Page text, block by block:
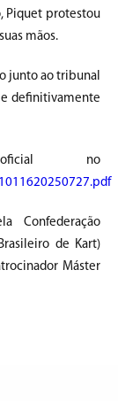
Piquet protestou
mãos.
junto ao tribunal
definitivamente
no
Confederação
de Kart)
Máster